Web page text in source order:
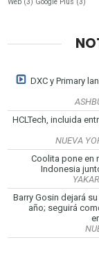
DXC y Primary
HCLTech, incluida
NUEVA
Coolita pone en
Indonesia
Barry Gosin dejará
año; seguirá